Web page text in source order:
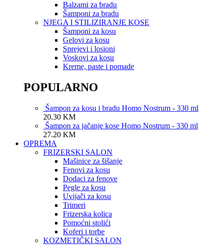
Balzami za bradu
Šamponi za bradu
NJEGA I STILIZIRANJE KOSE
Šamponi za kosu
Gelovi za kosu
Sprejevi i losioni
Voskovi za kosu
Kreme, paste i pomade
POPULARNO
Šampon za kosu i bradu Homo Nostrum - 330 ml
20.30 KM
Šampon za jačanje kose Homo Nostrum - 330 ml
27.20 KM
OPREMA
FRIZERSKI SALON
Mašinice za šišanje
Fenovi za kosu
Dodaci za fenove
Pegle za kosu
Uvijači za kosu
Trimeri
Frizerska kolica
Pomoćni stolići
Koferi i torbe
KOZMETIČKI SALON